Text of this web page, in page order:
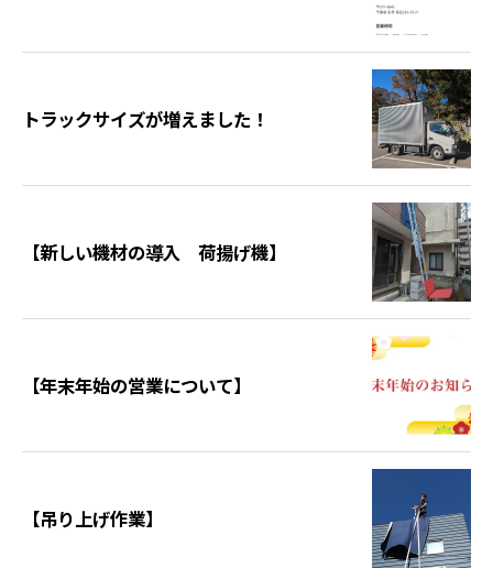
トラックサイズが増えました！
【新しい機材の導入 荷揚げ機】
【年末年始の営業について】
【吊り上げ作業】